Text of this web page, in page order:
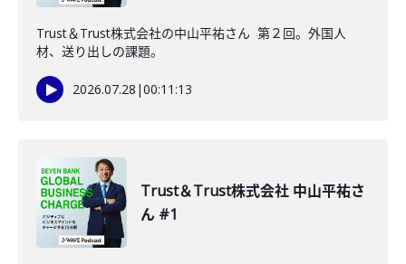
Trust＆Trust株式会社の中山平祐さん 第２回。外国人
材、送り出しの課題。
2026.07.28 |00:11:13
Trust＆Trust株式会社 中山平祐さ
ん #1